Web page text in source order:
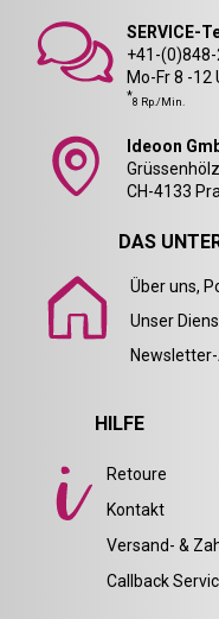
SERVICE-
+41-
Mo-Fr 8 -12
*8 Rp./Min.
Ideoon
CH-4133
DAS
Über uns,
Unser
HILFE
Retoure
Kontakt
Versand- &
Callback